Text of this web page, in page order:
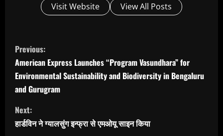
Visit Website View All Posts
C
o
n
t
i
n
Previous:
American Express Launches “Program Vasundhara” for
Environmental Sustainability and Biodiversity in Bengaluru
and Gurugram
Next:
हार्डविन ने ग्यालसुंग इन्फ्रा से एमओयू साइन किया